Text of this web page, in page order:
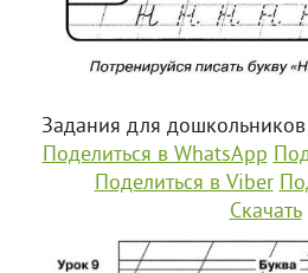
Задания для
Поделиться в WhatsApp
Поделиться в Viber
Скачать